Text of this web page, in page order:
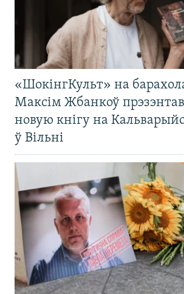
«ШокінгКульт» на
Максім Жбанкоў
новую кнігу на
ў Вільні